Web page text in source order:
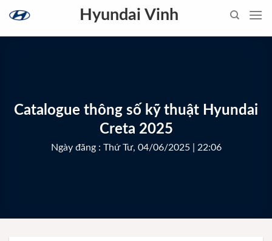
content
Hyundai Vinh
Catalogue thông số kỹ thuật Hyundai
Creta 2025
Ngày đăng : Thứ Tư, 04/06/2025 | 22:06